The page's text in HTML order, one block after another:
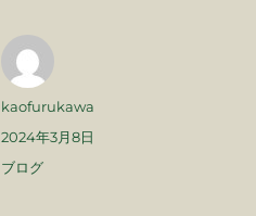
投
稿
kaofurukawa
投
稿
2024年3月8日
カ
ブログ